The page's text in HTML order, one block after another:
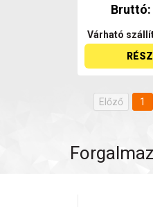
Bruttó:
Várható
Előző 1